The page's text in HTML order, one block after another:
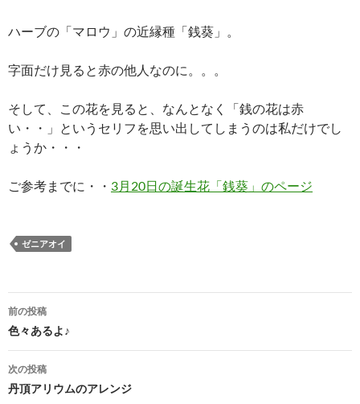
ハーブの「マロウ」の近縁種「銭葵」。
字面だけ見ると赤の他人なのに。。。
そして、この花を見ると、なんとなく「銭の花は赤
い・・」というセリフを思い出してしまうのは私だけでし
ょうか・・・
ご参考までに・・ 3月20日の誕生花「銭葵」のページ
ゼニアオイ
投
稿
ナ
ビ
前の投稿
色々あるよ♪
次の投稿
丹頂アリウムのアレンジ